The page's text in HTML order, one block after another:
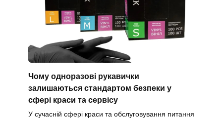
Чому одноразові рукавички
залишаються стандартом безпеки у
сфері краси та сервісу
У сучасній сфері краси та обслуговування питання